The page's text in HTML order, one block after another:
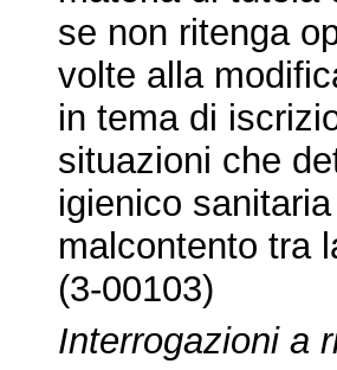
se non ritenga
volte alla
in tema di
situazioni che
igienico
malcontento tra
(3-00103)
Interrogazioni a